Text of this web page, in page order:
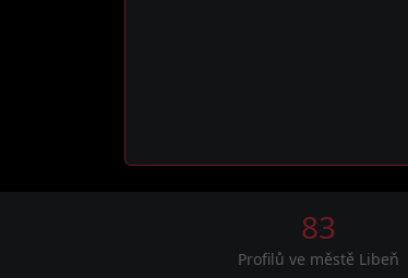
83
Profilů ve městě Libeň